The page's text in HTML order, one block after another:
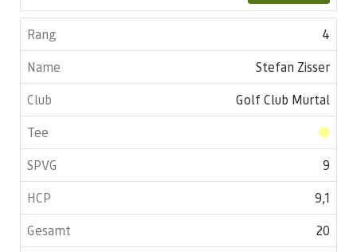
4
Stefan Zisser
Golf Club Murtal
9
9,1
20